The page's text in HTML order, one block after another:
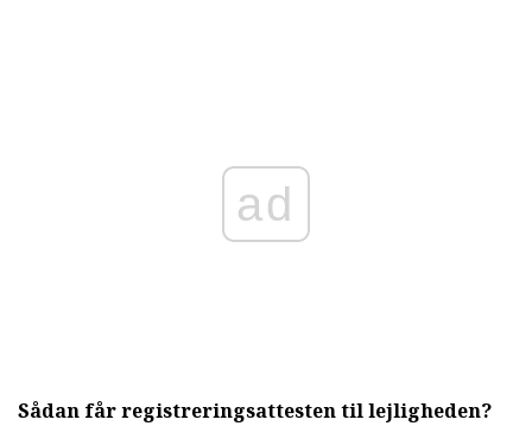
ad
Sådan får registreringsattesten til lejligheden?